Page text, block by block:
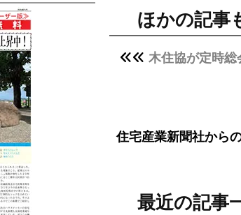
ほかの記事
木住協が定時
住宅産業新聞社から
最近の記事